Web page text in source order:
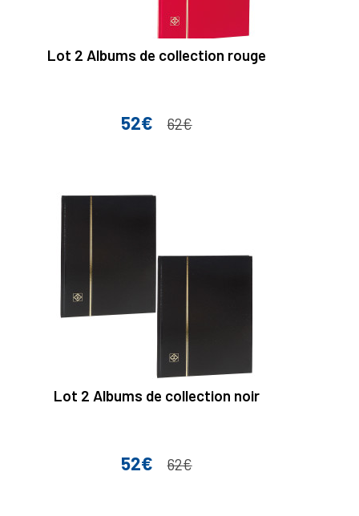
Lot 2 Albums de collection rouge
Prix
52€ Prix de base
62€
Lot 2 Albums de collection noir
Prix
52€ Prix de base
62€